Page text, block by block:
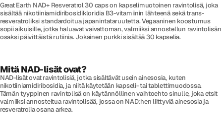
Great Earth NAD+ Resveratrol 30 caps on kapselimuotoinen ravintolisä, joka
sisältää nikotiiniamidiribosidikloridia B3-vitamiinin lähteenä sekä trans-
resveratroliksi standardoitua japanintataruutetta. Vegaaninen koostumus
sopii aikuisille, jotka haluavat vaivattoman, valmiiksi annostellun ravintolisän
osaksi päivittäistä rutiinia. Jokainen purkki sisältää 30 kapselia.
Mitä NAD-lisät ovat?
NAD-lisät ovat ravintolisiä, jotka sisältävät usein ainesosia, kuten
nikotiiniamidiribosidia, ja niitä käytetään kapseli- tai tablettimuodossa.
Tämän tyyppinen ravintolisä on käytännöllinen vaihtoehto sinulle, joka etsit
valmiiksi annosteltua ravintolisää, jossa on NAD:hen liittyviä ainesosia ja
resveratrolia osana arkea.